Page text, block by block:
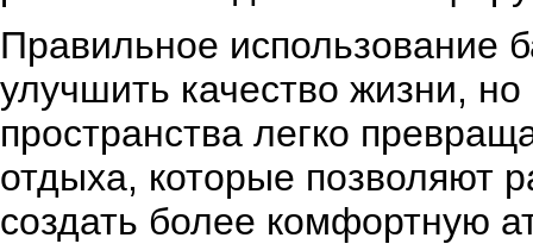
Правильное использование
улучшить качество жизни,
пространства легко
отдыха, которые позволяют
создать более комфортную